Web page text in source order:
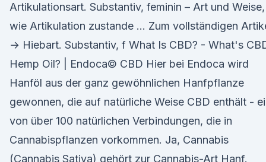
Ar­ti­ku­la­ti­ons­art. Substantiv, feminin – Art und Weise,
wie Artikulation zustande … Zum vollständigen
→ Hieb­art. Substantiv, f What Is CBD? - What's
Hemp Oil? | Endoca© CBD Hier bei Endoca wird
Hanföl aus der ganz gewöhnlichen Hanfpflanze
gewonnen, die auf natürliche Weise CBD enthält -
von über 100 natürlichen Verbindungen, die in
Cannabispflanzen vorkommen. Ja, Cannabis
(Cannabis Sativa) gehört zur Cannabis-Art Hanf.